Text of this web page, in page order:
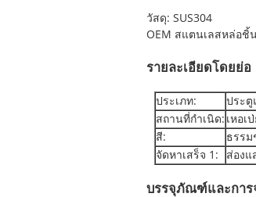
วัสดุ: SUS304
OEM สแตนเลสหล่อ
รายละเอียดโดยย่อ
ประเภท: ประตู
สถานที่กำเนิด: เหอเ
สี:
ธรรม
จัดหาเสร็จ 1:
ส่องแ
บรรจุภัณฑ์และการ